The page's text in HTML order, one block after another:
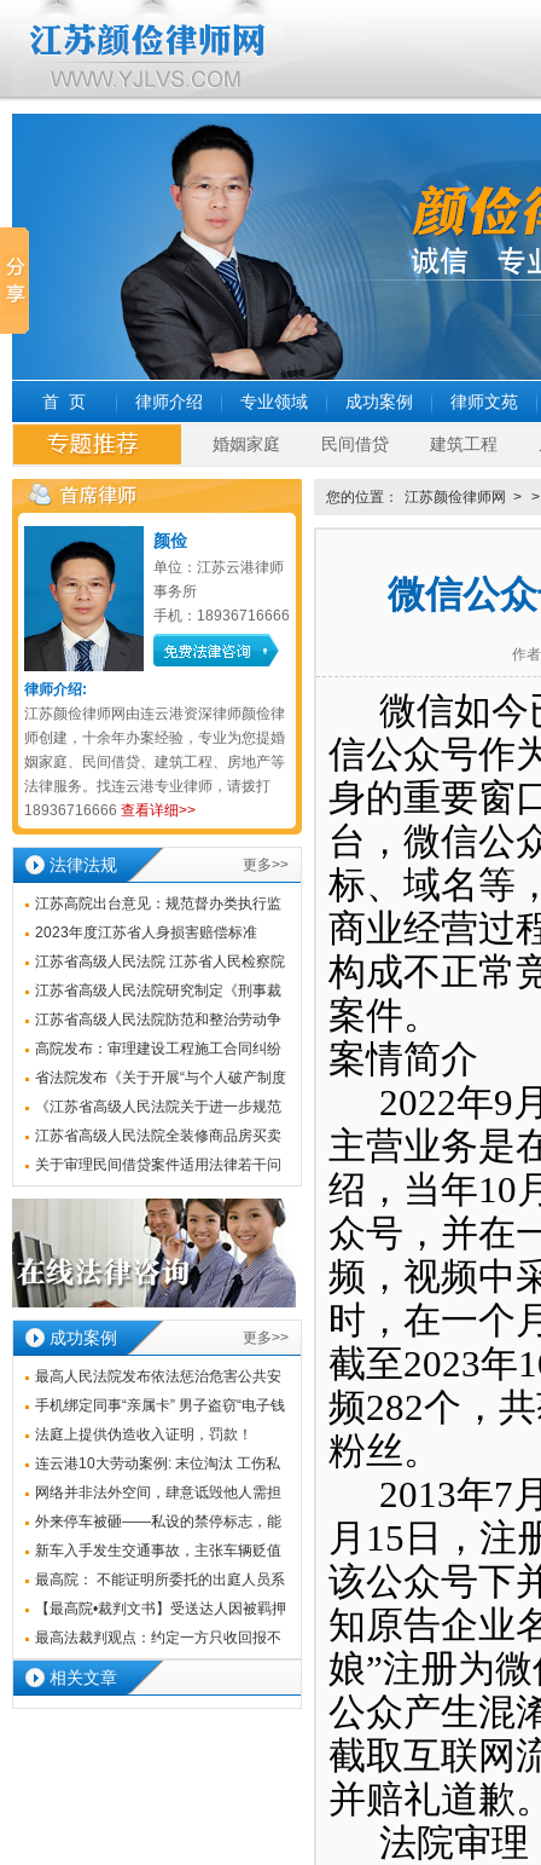
首 页 律师介绍 专业领域 成功案例 律师文苑
婚姻家庭 民间借贷 建筑工程
颜俭
单位：江苏云港律师
事务所
手机：18936716666
律师介绍:
江苏颜俭律师网由连云港资深律师颜俭律
师创建，十余年办案经验，专业为您提婚
姻家庭、民间借贷、建筑工程、房地产等
法律服务。找连云港专业律师，请拨打
18936716666 查看详细>>
法律法规 更多>>
江苏高院出台意见：规范督办类执行监
督案件办理
2023年度江苏省人身损害赔偿标准
江苏省高级人民法院 江苏省人民检察院
《关于常见犯罪的量刑指导意见(试
行)》实施细则(试行)2023版
江苏省高级人民法院研究制定《刑事裁
判涉财产部分执行若干问题的解答》
江苏省高级人民法院防范和整治劳动争
议虚假诉讼的工作指引
高院发布：审理建设工程施工合同纠纷
案件若干问题的解答（2022.12.28）
省法院发布《关于开展“与个人破产制度
功能相当试点”工作中若干问题解答》
《江苏省高级人民法院关于进一步规范
查封、扣押、冻结财产工作指引》全文
及解读
江苏省高级人民法院全装修商品房买卖
合同装修质量纠纷案件审理指南
关于审理民间借贷案件适用法律若干问
成功案例 更多>>
最高人民法院发布依法惩治危害公共安
全犯罪
手机绑定同事“亲属卡” 男子盗窃“电子钱
法庭上提供伪造收入证明，罚款！
连云港10大劳动案例: 末位淘汰 工伤私
了
网络并非法外空间，肆意诋毁他人需担
责
外来停车被砸——私设的禁停标志，能
否为店
新车入手发生交通事故，主张车辆贬值
损失能
最高院： 不能证明所委托的出庭人员系
公司
【最高院•裁判文书】受送达人因被羁押
不能
最高法裁判观点：约定一方只收回报不
担风险
相关文章
您的位置： 江苏颜俭律师网 >
微信公
作
微信如今
信公众号作
身的重要窗
台，微信公
标、域名等
商业经营过
构成不正常
案件。
案情简介
2022年9
主营业务是
绍，当年10
众号，并在
频，视频中
时，在一个
截至2023年
频282个，
粉丝。
2013年7
月15日，注
该公众号下
知原告企业
娘”注册为
公众产生混
截取互联网
并赔礼道歉
法院审理